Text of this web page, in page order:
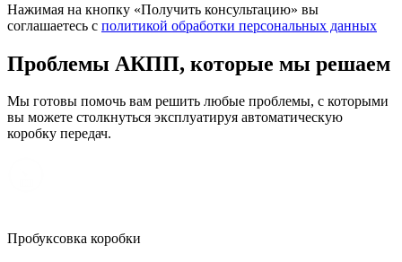
Нажимая на кнопку «Получить консультацию» вы
соглашаетесь с политикой обработки персональных данных
Проблемы АКПП, которые мы решаем
Мы готовы помочь вам решить любые проблемы, с которыми
вы можете столкнуться эксплуатируя автоматическую
коробку передач.
Пробуксовка коробки